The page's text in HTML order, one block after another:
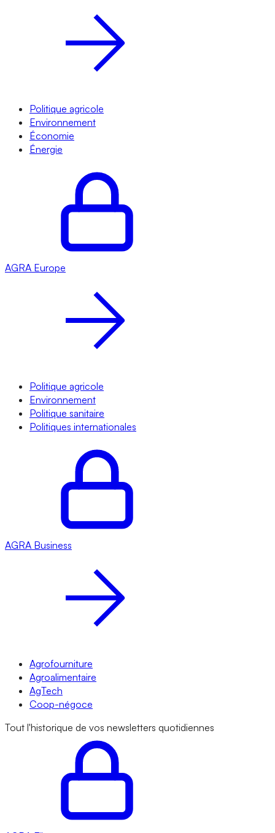
Politique agricole
Environnement
Économie
Énergie
AGRA Europe
Politique agricole
Environnement
Politique sanitaire
Politiques internationales
AGRA Business
Agrofourniture
Agroalimentaire
AgTech
Coop-négoce
Tout l'historique de vos newsletters quotidiennes